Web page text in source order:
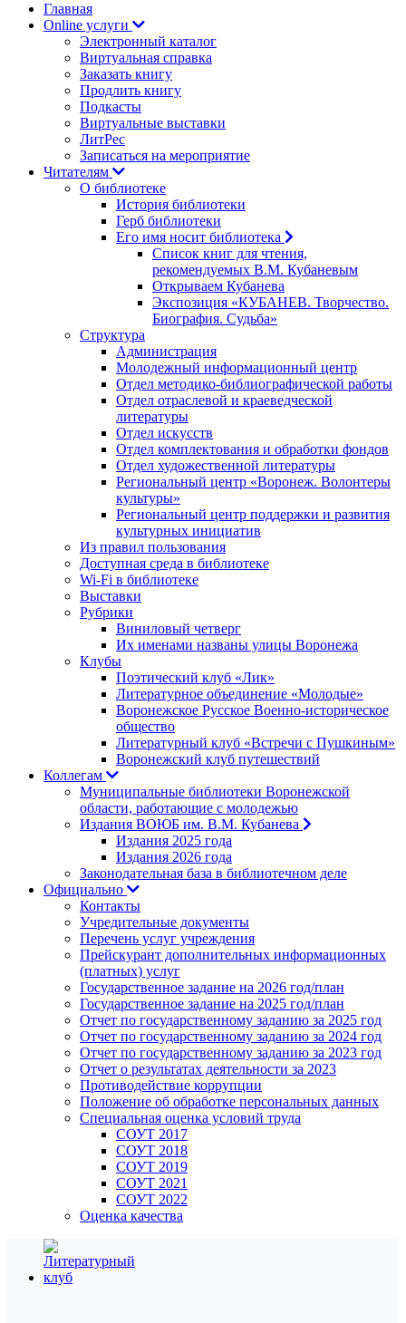
Главная
Online услуги
Электронный каталог
Виртуальная справка
Заказать книгу
Продлить книгу
Подкасты
Виртуальные выставки
ЛитРес
Записаться на мероприятие
Читателям
О библиотеке
История библиотеки
Герб библиотеки
Его имя носит библиотека
Список книг для чтения,
рекомендуемых В.М. Кубаневым
Открываем Кубанева
Экспозиция «КУБАНЕВ. Творчество.
Биография. Судьба»
Структура
Администрация
Молодежный информационный центр
Отдел методико-библиографической работы
Отдел отраслевой и краеведческой
литературы
Отдел искусств
Отдел комплектования и обработки фондов
Отдел художественной литературы
Региональный центр «Воронеж. Волонтеры
культуры»
Региональный центр поддержки и развития
культурных инициатив
Из правил пользования
Доступная среда в библиотеке
Wi-Fi в библиотеке
Выставки
Рубрики
Виниловый четверг
Их именами названы улицы Воронежа
Клубы
Поэтический клуб «Лик»
Литературное объединение «Молодые»
Воронежское Русское Военно-историческое
общество
Литературный клуб «Встречи с Пушкиным»
Воронежский клуб путешествий
Коллегам
Муниципальные библиотеки Воронежской
области, работающие с молодежью
Издания ВОЮБ им. В.М. Кубанева
Издания 2025 года
Издания 2026 года
Законодательная база в библиотечном деле
Официально
Контакты
Учредительные документы
Перечень услуг учреждения
Прейскурант дополнительных информационных
(платных) услуг
Государственное задание на 2026 год/план
Государственное задание на 2025 год/план
Отчет по государственному заданию за 2025 год
Отчет по государственному заданию за 2024 год
Отчет по государственному заданию за 2023 год
Отчет о результатах деятельности за 2023
Противодействие коррупции
Положение об обработке персональных данных
Специальная оценка условий труда
СОУТ 2017
СОУТ 2018
СОУТ 2019
СОУТ 2021
СОУТ 2022
Оценка качества